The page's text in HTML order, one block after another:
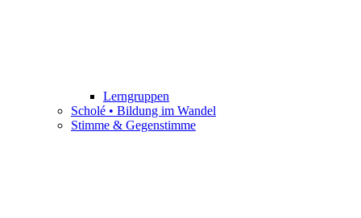
Lerngruppen
Scholé • Bildung im Wandel
Stimme & Gegenstimme